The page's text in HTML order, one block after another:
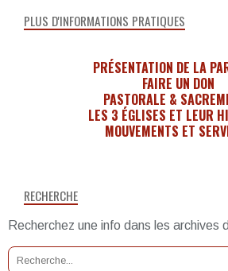
RECHERCHE
Recherchez une info dans les archives
PLUS D'INFORMATIONS PRATIQUES
PRÉSENTATION DE LA
FAIRE UN DON
PASTORALE &
LES 3 ÉGLISES ET LEUR
MOUVEMENTS ET